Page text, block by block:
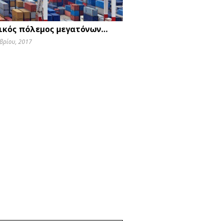
πόλεμος μεγατόνων…
2017